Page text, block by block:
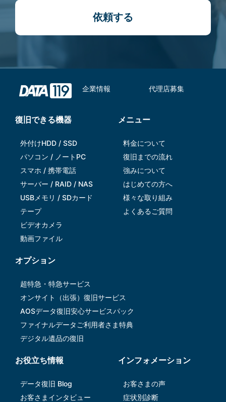
依頼する
企業情報 代理店募集
復旧できる機器
外付けHDD / SSD
パソコン / ノートPC
スマホ / 携帯電話
サーバー / RAID / NAS
USBメモリ / SDカード
テープ
ビデオカメラ
動画ファイル
メニュー
料金について
復旧までの流れ
強みについて
はじめての方へ
様々な取り組み
よくあるご質問
オプション
超特急・特急サービス
オンサイト（出張）復旧サービス
AOSデータ復旧安⼼サービスパック
ファイナルデータご利⽤者さま特典
デジタル遺品の復旧
お役立ち情報
データ復旧 Blog
お客さまインタビュー
インフォメーション
お客さまの声
症状別診断